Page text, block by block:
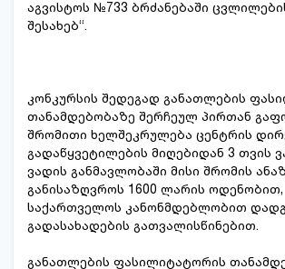
აგვისტოს №733 ბრძანებაში
შესახებ“.
კონკურსის შედეგად განათლების
თანამდებობაზე შერჩეულ პირთან
შრომითი ხელშეკრულება ცენტრის
გადაწყვეტილების მიღებიდან 3 თვის
ვადის განმავლობაში მისი შრომის
განისაზღვროს 1600 ლარის ოდენობით,
საქართველოს კანონმდებლობით
გადასახადების გათვალისწინებით.
განათლების ფასილიტატორის